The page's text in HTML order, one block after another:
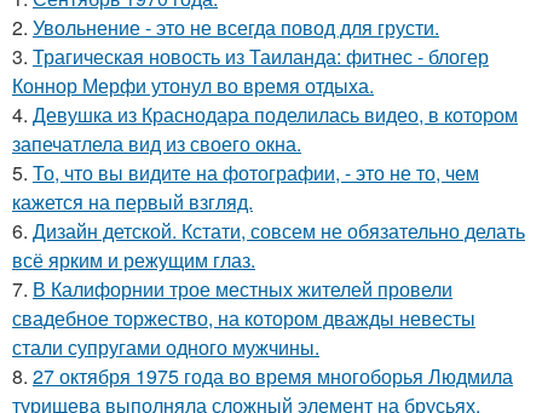
2. Увольнение - это не всегда повод для грусти.
3. Трагическая новость из Таиланда: фитнес - блогер
Коннор Мерфи утонул во время отдыха.
4. Девушка из Краснодара поделилась видео, в котором
запечатлела вид из своего окна.
5. То, что вы видите на фотографии, - это не то, чем
кажется на первый взгляд.
6. Дизайн детской. Кстати, совсем не обязательно делать
всё ярким и режущим глаз.
7. В Калифорнии трое местных жителей провели
свадебное торжество, на котором дважды невесты
стали супругами одного мужчины.
8. 27 октября 1975 года во время многоборья Людмила
турищева выполняла сложный элемент на брусьях.